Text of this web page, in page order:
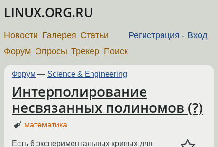
LINUX.ORG.RU
Регистрация - Вход
Новости Галерея Статьи
Форум Опросы Трекер Поиск
Форум — Science & Engineering
Интерполирование
несвязанных полиномов (?)
математика
Есть 6 экспериментальных кривых для